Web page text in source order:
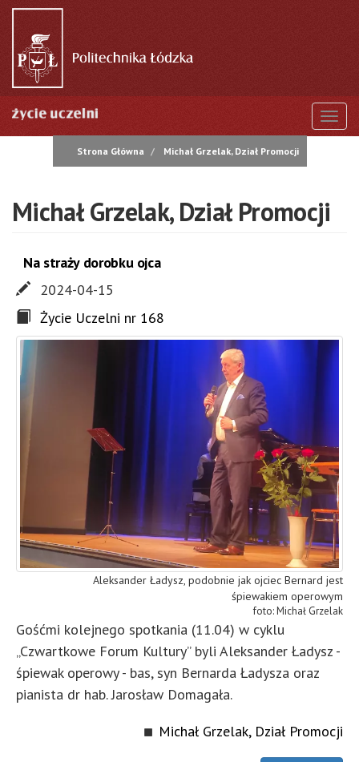
Przejdź
treści
Strona Główna Michał Grzelak, Dział Promocji
Michał Grzelak, Dział Promocji
Na straży dorobku ojca
2024-04-15
Życie Uczelni nr 168
Aleksander Ładysz, podobnie jak ojciec Bernard jest
śpiewakiem operowym
Michał Grzelak
Gośćmi kolejnego spotkania (11.04) w cyklu
„Czwartkowe Forum Kultury” byli Aleksander Ładysz -
śpiewak operowy - bas, syn Bernarda Ładysza oraz
pianista dr hab. Jarosław Domagała.
Michał Grzelak, Dział Promocji